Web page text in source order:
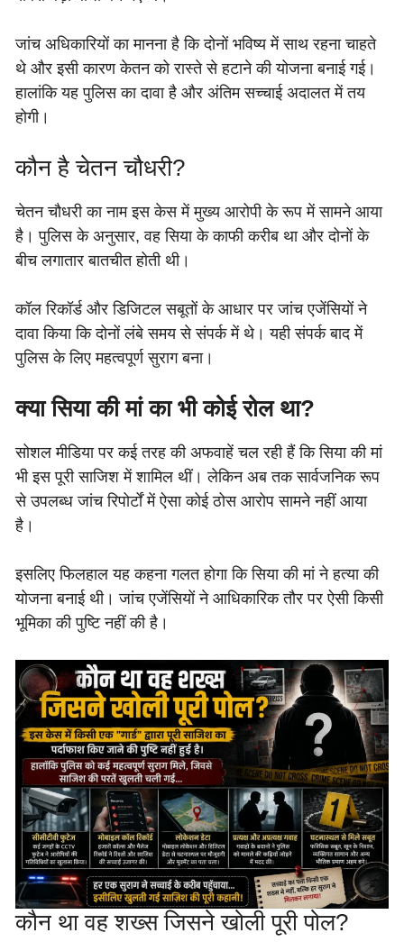
जांच अधिकारियों का मानना है कि दोनों भविष्य में साथ रहना चाहते
थे और इसी कारण केतन को रास्ते से हटाने की योजना बनाई गई।
हालांकि यह पुलिस का दावा है और अंतिम सच्चाई अदालत में तय
होगी।
कौन है चेतन चौधरी?
चेतन चौधरी का नाम इस केस में मुख्य आरोपी के रूप में सामने आया
है। पुलिस के अनुसार, वह सिया के काफी करीब था और दोनों के
बीच लगातार बातचीत होती थी।
कॉल रिकॉर्ड और डिजिटल सबूतों के आधार पर जांच एजेंसियों ने
दावा किया कि दोनों लंबे समय से संपर्क में थे। यही संपर्क बाद में
पुलिस के लिए महत्वपूर्ण सुराग बना।
क्या सिया की मां का भी कोई रोल था?
सोशल मीडिया पर कई तरह की अफवाहें चल रही हैं कि सिया की मां
भी इस पूरी साजिश में शामिल थीं। लेकिन अब तक सार्वजनिक रूप
से उपलब्ध जांच रिपोर्टों में ऐसा कोई ठोस आरोप सामने नहीं आया
है।
इसलिए फिलहाल यह कहना गलत होगा कि सिया की मां ने हत्या की
योजना बनाई थी। जांच एजेंसियों ने आधिकारिक तौर पर ऐसी किसी
भूमिका की पुष्टि नहीं की है।
कौन था वह शख्स जिसने खोली पूरी पोल?